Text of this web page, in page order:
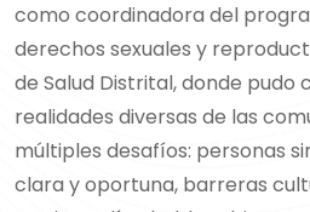
como coordinadora del
derechos sexuales y
de Salud Distrital, donde pudo
realidades diversas de las
múltiples desafíos: personas
clara y oportuna, barreras